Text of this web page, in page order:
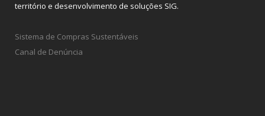
território e desenvolvimento de soluções SIG.
Sistema de Compras Sustentáveis
Canal de Denúncia